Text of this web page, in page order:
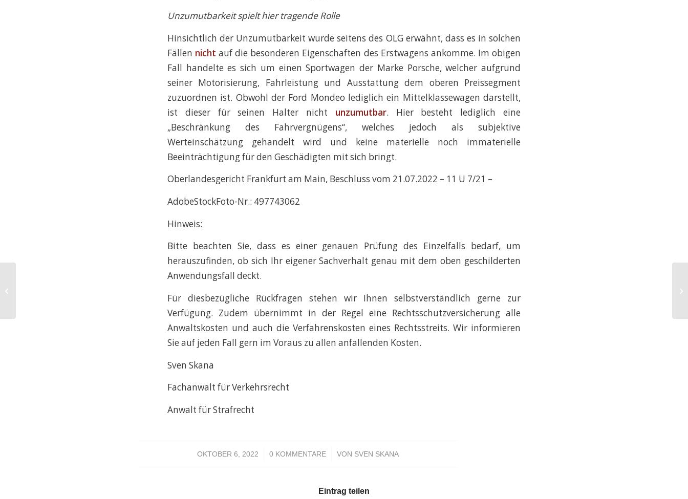
Unzumutbarkeit spielt hier tragende Rolle
Hinsichtlich der Unzumutbarkeit wurde seitens des OLG erwähnt, dass es in solchen
Fällen nicht auf die besonderen Eigenschaften des Erstwagens ankomme. Im obigen
Fall handelte es sich um einen Sportwagen der Marke Porsche, welcher aufgrund
seiner Motorisierung, Fahrleistung und Ausstattung dem oberen Preissegment
zuzuordnen ist. Obwohl der Ford Mondeo lediglich ein Mittelklassewagen darstellt,
ist dieser für seinen Halter nicht unzumutbar. Hier besteht lediglich eine
„Beschränkung des Fahrvergnügens“, welches jedoch als subjektive
Werteinschätzung gehandelt wird und keine materielle noch immaterielle
Beeinträchtigung für den Geschädigten mit sich bringt.
Oberlandesgericht Frankfurt am Main, Beschluss vom 21.07.2022 – 11 U 7/21 –
AdobeStockFoto-Nr.: 497743062
Hinweis:
Bitte beachten Sie, dass es einer genauen Prüfung des Einzelfalls bedarf, um
herauszufinden, ob sich Ihr eigener Sachverhalt genau mit dem oben geschilderten
Anwendungsfall deckt.
Für diesbezügliche Rückfragen stehen wir Ihnen selbstverständlich gerne zur
Verfügung. Zudem übernimmt in der Regel eine Rechtsschutzversicherung alle
Anwaltskosten und auch die Verfahrenskosten eines Rechtsstreits. Wir informieren
Sie auf jeden Fall gern im Voraus zu allen anfallenden Kosten.
Sven Skana
Fachanwalt für Verkehrsrecht
Anwalt für Strafrecht
OKTOBER 6, 2022
/ 0 KOMMENTARE
/ VON SVEN SKANA
Eintrag teilen